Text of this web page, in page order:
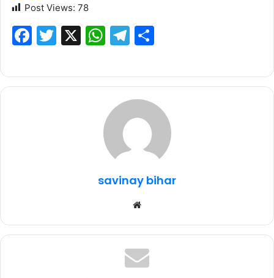
Post Views: 78
F
c
e
T
it
te
X
W
at
s
A
p
T
e
g
ra
ar
e
savinay bihar